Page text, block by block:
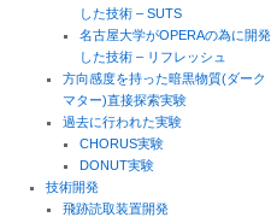
した技術 – SUTS
名古屋大学がOPERAの為に開発
した技術 – リフレッシュ
方向感度を持った暗黒物質(ダーク
マター)直接探索実験
過去に行われた実験
CHORUS実験
DONUT実験
技術開発
飛跡読取装置開発